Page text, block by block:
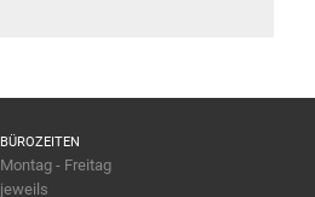
BÜROZEITEN
Montag - Freitag
jeweils